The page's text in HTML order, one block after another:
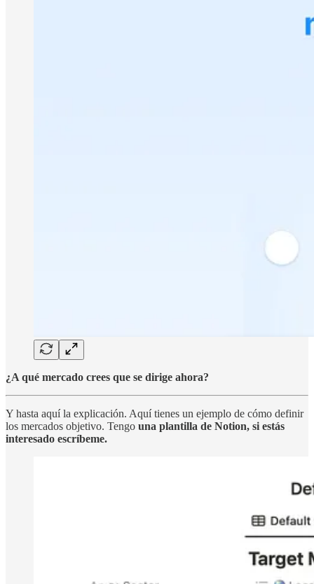
¿A qué mercado crees que se dirige ahora?
Y hasta aquí la explicación. Aquí tienes un ejemplo de cómo definir
los mercados objetivo. Tengo una plantilla de Notion, si estás
interesado escríbeme.